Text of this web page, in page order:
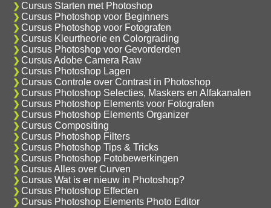
Cursus Starten met Photoshop
Cursus Photoshop voor Beginners
Cursus Photoshop voor Fotografen
Cursus Kleurtheorie en Colorgrading
Cursus Photoshop voor Gevorderden
Cursus Adobe Camera Raw
Cursus Photoshop Lagen
Cursus Controle over Contrast in Photoshop
Cursus Photoshop Selecties, Maskers en Alfakanalen
Cursus Photoshop Elements voor Fotografen
Cursus Photoshop Elements Organizer
Cursus Compositing
Cursus Photoshop Filters
Cursus Photoshop Tips & Tricks
Cursus Photoshop Fotobewerkingen
Cursus Alles over Curven
Cursus Wat is er nieuw in Photoshop?
Cursus Photoshop Effecten
Cursus Photoshop Elements Photo Editor